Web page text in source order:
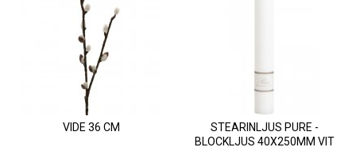
VIDE 36 CM
STEARINLJUS PURE -
BLOCKLJUS 40X250MM VIT